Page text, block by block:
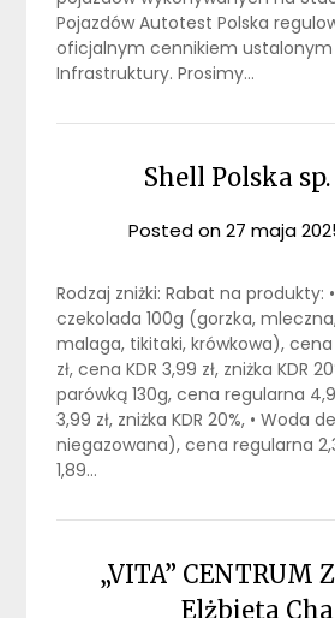
Pojazdów Autotest Polska
oficjalnym cennikiem ustalonym
Infrastruktury. Prosimy…
Shell Polska sp.
Posted on27 maja
Rodzaj zniżki: Rabat na produkty:
czekolada 100g (gorzka,
malaga, tikitaki, krówkowa),
zł, cena KDR 3,99 zł, zniżka KDR
parówką 130g, cena regularna
3,99 zł, zniżka KDR 20%, • Woda
niegazowana), cena regularna
1,89…
„VITA” CENTRUM
Elżbieta